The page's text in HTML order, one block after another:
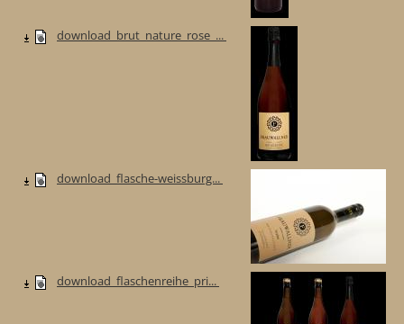
download_brut_nature_rose_...
download_flasche-weissburg...
download_flaschenreihe_pri...